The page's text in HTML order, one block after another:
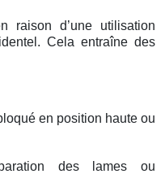
raison d’une utilisation
Cela entraîne des
en position haute ou
des lames ou